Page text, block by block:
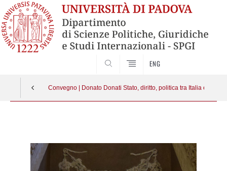
ENG
Convegno | Donato Donati Stato, diritto, politica tra Italia ed